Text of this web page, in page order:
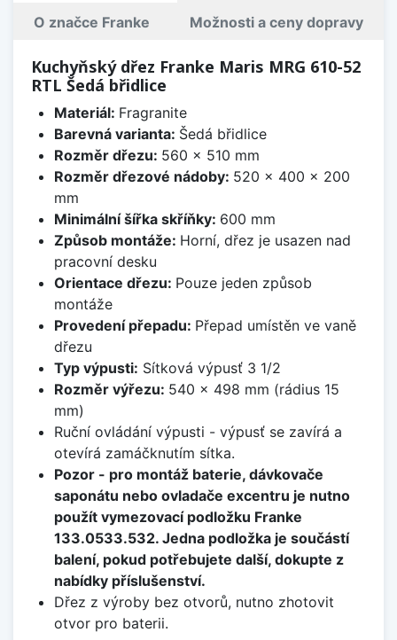
O značce Franke Možnosti a ceny dopravy
Kuchyňský dřez Franke Maris MRG 610-52
RTL Šedá břidlice
Materiál: Fragranite
Barevná varianta: Šedá břidlice
Rozměr dřezu: 560 x 510 mm
Rozměr dřezové nádoby: 520 x 400 x 200
mm
Minimální šířka skříňky: 600 mm
Způsob montáže: Horní, dřez je usazen nad
pracovní desku
Orientace dřezu: Pouze jeden způsob
montáže
Provedení přepadu: Přepad umístěn ve vaně
dřezu
Typ výpusti: Sítková výpusť 3 1/2
Rozměr výřezu: 540 x 498 mm (rádius 15
mm)
Ruční ovládání výpusti - výpusť se zavírá a
otevírá zamáčknutím sítka.
Pozor - pro montáž baterie, dávkovače
saponátu nebo ovladače excentru je nutno
použít vymezovací podložku Franke
133.0533.532. Jedna podložka je součástí
balení, pokud potřebujete další, dokupte z
nabídky příslušenství.
Dřez z výroby bez otvorů, nutno zhotovit
otvor pro baterii.